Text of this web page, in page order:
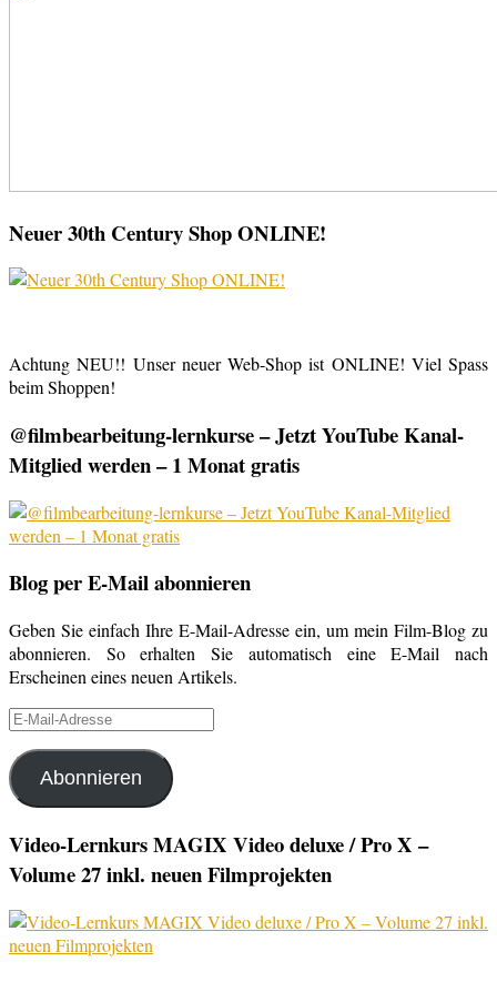
Neuer 30th Century Shop ONLINE!
Achtung NEU!! Unser neuer Web-Shop ist ONLINE! Viel Spass
beim Shoppen!
@filmbearbeitung-lernkurse – Jetzt YouTube Kanal-
Mitglied werden – 1 Monat gratis
Blog per E-Mail abonnieren
Geben Sie einfach Ihre E-Mail-Adresse ein, um mein Film-Blog zu
abonnieren. So erhalten Sie automatisch eine E-Mail nach
Erscheinen eines neuen Artikels.
E-
Adresse
Abonnieren
Video-Lernkurs MAGIX Video deluxe / Pro X –
Volume 27 inkl. neuen Filmprojekten